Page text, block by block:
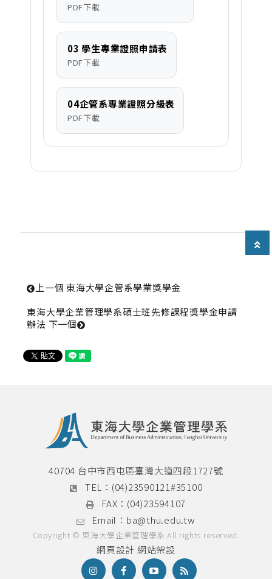
PDF下載
03 學生專業證照申請表
PDF下載
04企管系專業證照分級表
PDF下載
上一個 東海大學企管系學業獎學金
東海大學企業管理學系碩士班先修課程獎學金申請
辦法 下一個
40704 台中市西屯區臺灣大道四段1727號
TEL： (04)23590121#35100
FAX： (04)23594107
Email： ba@thu.edu.tw
Copyright © 東海大學企業管理學系 All rights reserved.
網頁設計 網站架設